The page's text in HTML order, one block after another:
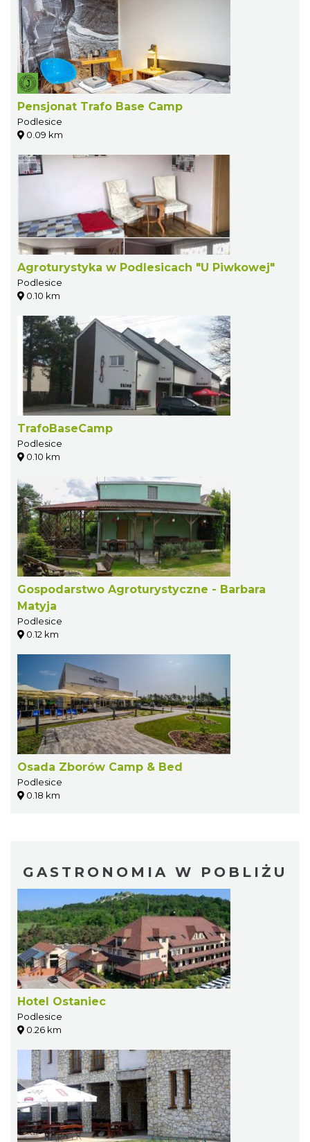
Pensjonat Trafo Base Camp
Podlesice
0.09 km
Agroturystyka w Podlesicach "U Piwkowej"
Podlesice
0.10 km
TrafoBaseCamp
Podlesice
0.10 km
Gospodarstwo Agroturystyczne - Barbara
Matyja
Podlesice
0.12 km
Osada Zborów Camp & Bed
Podlesice
0.18 km
GASTRONOMIA W POBLIŻU
Hotel Ostaniec
Podlesice
0.26 km